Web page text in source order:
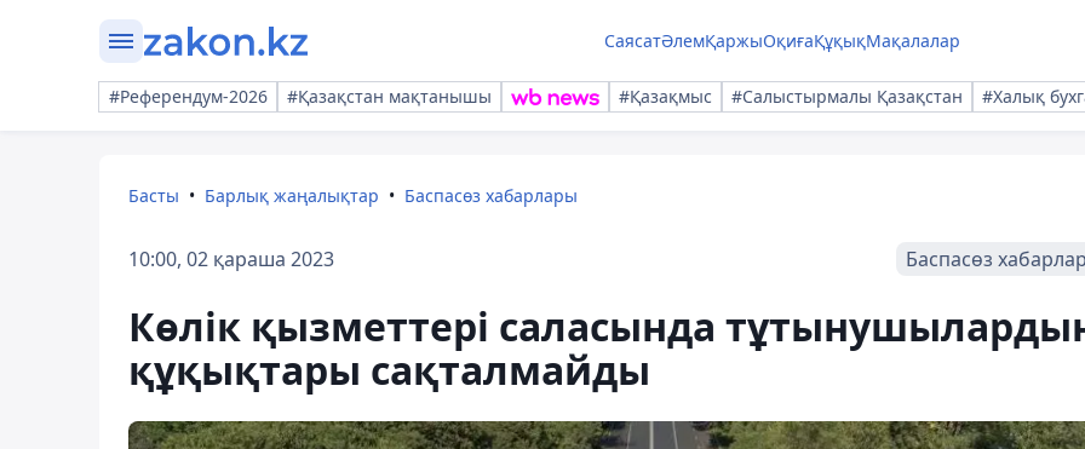
СаясатӘлемҚаржыОқиғаҚұқықМақалалар
#Референдум-2026 #Қазақстан мақтанышы #Қазақмыс #Салыстырмалы Қазақстан #Халық
Басты Барлық жаңалықтар Баспасөз хабарлары
10:00, 02 қараша 2023 Баспасөз
Көлік қызметтері саласында
құқықтары сақталмайды